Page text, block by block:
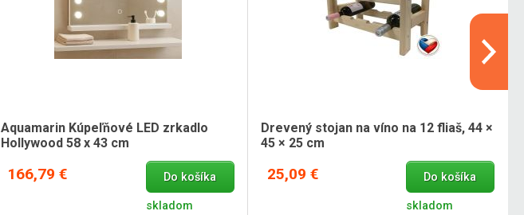
Aquamarin Kúpeľňové LED zrkadlo
Hollywood 58 x 43 cm
166,79 € Do košíka
skladom
Drevený stojan na víno na 12 fliaš, 44 ×
45 × 25 cm
25,09 € Do košíka
skladom